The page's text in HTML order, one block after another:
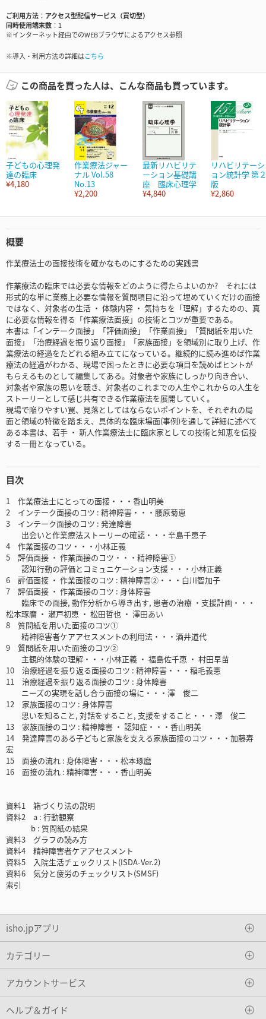
ご利用方法
アクセス型配信サービス（買切型）
同時使用端末数
1
※インターネット経由でのWEBブラウザによるアクセス参照
※導入・利用方法の詳細はこちら
この商品を買った人は、こんな商品も買っています。
子どもの心理発
達の臨床
¥4,180
作業療法ジャー
ナル Vol.58
No.13
¥2,200
最新リハビリテ
ーション基礎講
座 臨床心理学
¥4,840
リハビリテーシ
ョン統計学 第２
版
¥2,860
概要
作業療法士の面接技術を確かなものにするための実践書
作業療法の臨床では必要な情報をどのように得たらよいのか? それには
形式的な単に業務上必要な情報を質問項目に沿って埋めていくだけの面接
ではなく、対象者の生活 ・ 体験内容 ・ 気持ちを「理解」するための、真
に必要な情報を得る「作業療法面接」の技術とコツが重要である。
本書は「インテーク面接」「評価面接」「作業面接」「質問紙を用いた
面接」「治療経過を振り返り面接」「家族面接」を領域別に取り上げ、作
業療法の経過をたどれる組み立てになっている。継続的に読み進めば作業
療法の経過がわかる、現場で困ったときに必要な項目を読めばヒントが
もらえるものとして編集してある。対象者や家族にしっかり向き合い、
対象者や家族の思いを聴き、対象者のこれまでの人生やこれからの人生を
ストーリーとして感じ共有できる作業療法を展開していく。
現場で陥りやすい罠、見落としてはならないポイントを、それぞれの局
面と領域の特徴を踏まえ、具体的な臨床場面(事例)を通して詳細に述べて
ある本書は、若手 ・ 新人作業療法士に臨床家としての技術と知恵を伝授
する一冊となっている。
目次
1 作業療法士にとっての面接・・・香山明美
2 インテーク面接のコツ : 精神障害・・・腰原菊恵
3 インテーク面接のコツ : 発達障害
出会いと作業療法ストーリーの確認・・・辛島千恵子
4 作業面接のコツ・・・小林正義
5 評価面接 ・ 作業面接のコツ・・・精神障害①
認知行動の評価とコミュニケーション支援・・・小林正義
6 評価面接 ・ 作業面接のコツ : 精神障害②・・・白川智加子
7 評価面接 ・ 作業面接のコツ : 身体障害
臨床での面接, 動作分析から導き出す, 患者の治療 ・支援計画・・・
松本琢麿 ・ 瀬戸初恵 ・ 松田哲也 ・ 澤田あい
8 質問紙を用いた面接のコツ①
精神障害者ケアアセスメントの利用法・・・酒井道代
9 質問紙を用いた面接のコツ②
主観的体験の理解・・・小林正義 ・ 福島佐千恵 ・ 村田早苗
10 治療経過を振り返る面接のコツ : 精神障害・・・稲毛義憲
11 治療経過を振り返る面接のコツ : 身体障害
ニーズの実現を話し合う面接の場に・・・澤 俊二
12 家族面接のコツ : 身体障害
思いを知ること, 対話をすること, 支援をすること・・・澤 俊二
13 家族面接のコツ : 精神障害 ・ 認知症・・・香山明美
14 発達障害のある子どもと家族を支える家族面接のコツ・・・加藤寿
宏
15 面接の流れ : 身体障害・・・松本琢麿
16 面接の流れ : 精神障害・・・香山明美
資料1 箱づくり法の説明
資料2 a : 行動観察
b : 質問紙の結果
資料3 グラフの読み方
資料4 精神障害者ケアアセスメント
資料5 入院生活チェックリスト(ISDA-Ver.2)
資料6 気分と疲労のチェックリスト(SMSF)
索引
isho.jpアプリ
カテゴリー
アカウントサービス
ヘルプ＆ガイド